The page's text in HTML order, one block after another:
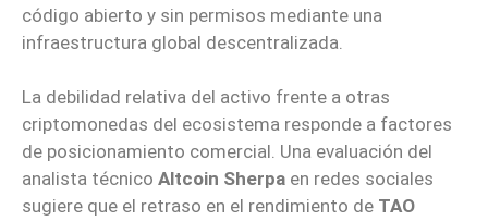
código abierto y sin permisos mediante una
infraestructura global descentralizada.
La debilidad relativa del activo frente a otras
criptomonedas del ecosistema responde a factores
de posicionamiento comercial. Una evaluación del
analista técnico Altcoin Sherpa en redes sociales
sugiere que el retraso en el rendimiento de TAO